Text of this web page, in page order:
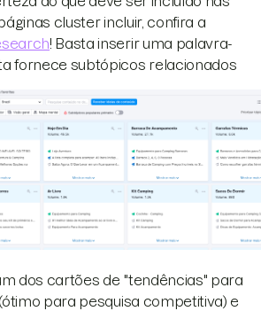
cluster incluir, confira a
! Basta inserir uma palavra-
fornece subtópicos relacionados
dos cartões de "tendências" para
para pesquisa competitiva) e